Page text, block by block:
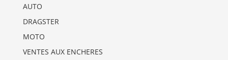
AUTO
DRAGSTER
MOTO
VENTES AUX ENCHERES